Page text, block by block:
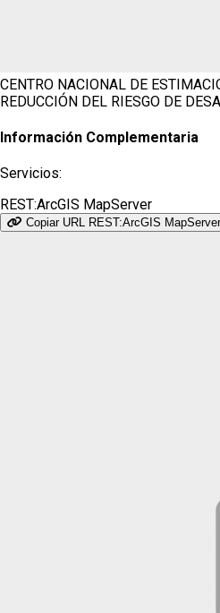
CENTRO NACIONAL DE
REDUCCIÓN DEL RIESGO DE
Información Complementaria
Servicios:
REST:ArcGIS MapServer
Copiar URL REST:ArcGIS MapServer